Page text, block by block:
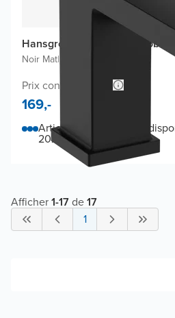
Hansgrohe Tecturis E80
Noir Mat|
Prix conseillé 262,-
169,-
Article sur commande,
2026
Afficher1-17de17
1